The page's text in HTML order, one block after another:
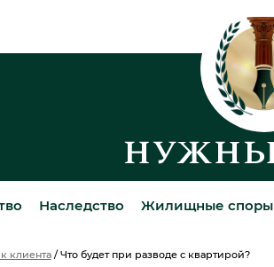
Наследство Жилищные споры
клиента/ Что будет при разводе с квартирой?